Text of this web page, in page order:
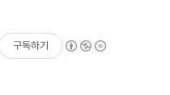
구독하기